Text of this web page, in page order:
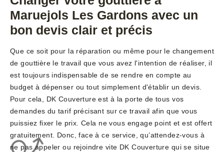
Maruejols Les Gardons avec un
bon devis clair et précis
Que ce soit pour la réparation ou même pour le changement
de gouttière le travail que vous avez l'intention de réaliser, il
est toujours indispensable de se rendre en compte au
budget à dépenser ou tout simplement d'établir un devis.
Pour cela, DK Couverture est à la porte de tous vos
demandes du tarif précisant sur ce travail afin que vous
puissiez fixer le prix. Cela ne vous engage point et est offert
gratuitement. Donc, face à ce service, qu’attendez-vous à
ne pas appeler ou rejoindre vite DK Couverture qui se situe